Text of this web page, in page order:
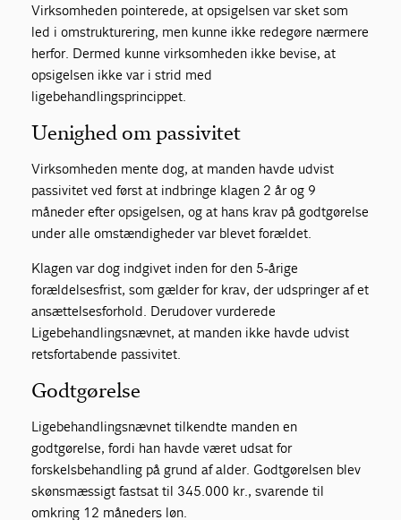
Virksomheden pointerede, at opsigelsen var sket som
led i omstrukturering, men kunne ikke redegøre nærmere
herfor. Dermed kunne virksomheden ikke bevise, at
opsigelsen ikke var i strid med
ligebehandlingsprincippet.
Uenighed om passivitet
Virksomheden mente dog, at manden havde udvist
passivitet ved først at indbringe klagen 2 år og 9
måneder efter opsigelsen, og at hans krav på godtgørelse
under alle omstændigheder var blevet forældet.
Klagen var dog indgivet inden for den 5-årige
forældelsesfrist, som gælder for krav, der udspringer af et
ansættelsesforhold. Derudover vurderede
Ligebehandlingsnævnet, at manden ikke havde udvist
retsfortabende passivitet.
Godtgørelse
Ligebehandlingsnævnet tilkendte manden en
godtgørelse, fordi han havde været udsat for
forskelsbehandling på grund af alder. Godtgørelsen blev
skønsmæssigt fastsat til 345.000 kr., svarende til
omkring 12 måneders løn.